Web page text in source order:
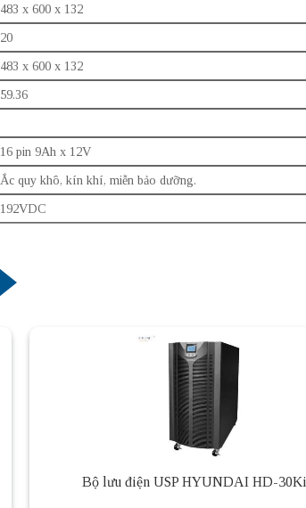
483 x 600 x 132
20
483 x 600 x 132
59.36
16 pin 9Ah x 12V
Ắc quy khô, kín khí, miễn bảo dưỡng.
192VDC
Bộ lưu điện USP HYUNDAI HD-30Ki